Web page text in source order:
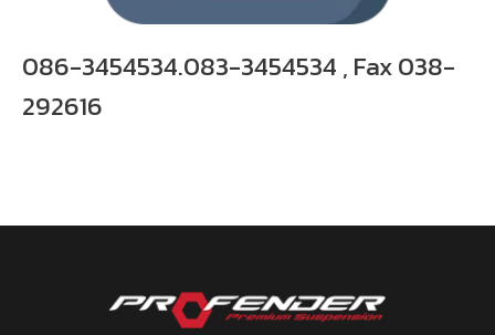
086-3454534.083-3454534 , Fax 038-
292616